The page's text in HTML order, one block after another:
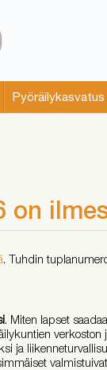
Pyöräilykasvatus
on
. Tuhdin
. Miten lapset
verkoston
ja